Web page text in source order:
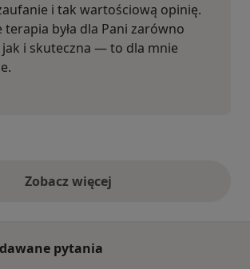
i tak wartościową opinię.
terapia była dla Pani zarówno
i skuteczna — to dla mnie
Zobacz więcejopinie powyżej
pytania